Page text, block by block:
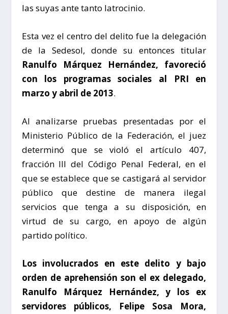
las suyas ante tanto latrocinio.
Esta vez el centro del delito fue la delegación
de la Sedesol, donde su entonces titular
Ranulfo Márquez Hernández, favoreció
con los programas sociales al PRI en
marzo y abril de 2013.
Al analizarse pruebas presentadas por el
Ministerio Público de la Federación, el juez
determinó que se violó el artículo 407,
fracción III del Código Penal Federal, en el
que se establece que se castigará al servidor
público que destine de manera ilegal
servicios que tenga a su disposición, en
virtud de su cargo, en apoyo de algún
partido político.
Los involucrados en este delito y bajo
orden de aprehensión son el ex delegado,
Ranulfo Márquez Hernández, y los ex
servidores públicos, Felipe Sosa Mora,